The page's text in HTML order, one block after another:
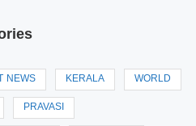
NEWS KERALA WORLD
PRAVASI